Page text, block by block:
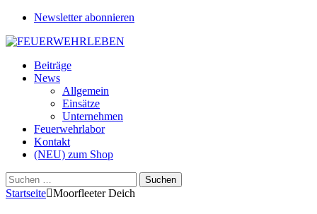
Newsletter abonnieren
Beiträge
News
Allgemein
Einsätze
Unternehmen
Feuerwehrlabor
Kontakt
(NEU) zum Shop
Suchen
nach:
Startseite Moorfleeter Deich